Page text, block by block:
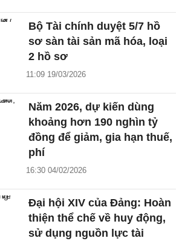
Bộ Tài chính duyệt 5/7 hồ
sơ sàn tài sản mã hóa, loại
2 hồ sơ
11:09 19/03/2026
Năm 2026, dự kiến dùng
khoảng hơn 190 nghìn tỷ
đồng để giảm, gia hạn thuế,
phí
16:30 04/02/2026
Đại hội XIV của Đảng: Hoàn
thiện thể chế về huy động,
sử dụng nguồn lực tài